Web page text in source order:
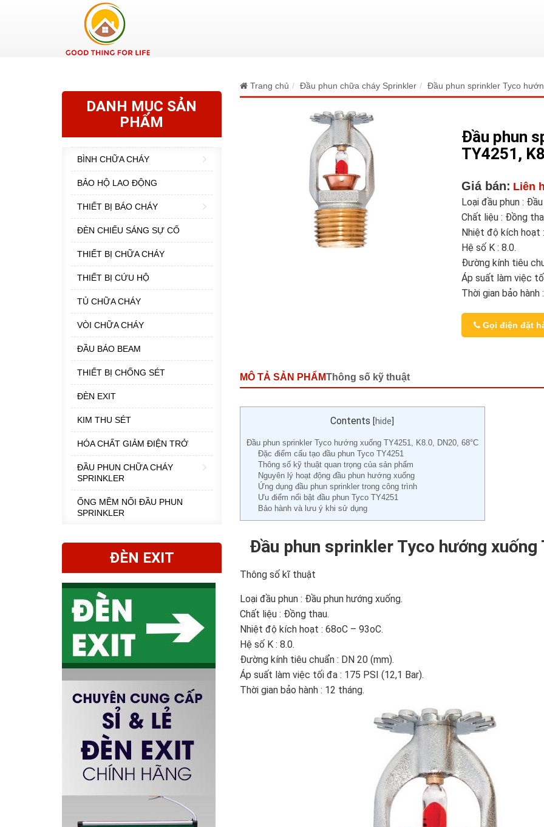
Trang chủ Đầu phun chữa cháy Sprinkler Đầu phun sprinkler Tyco
Đầu phun
TY4251,
Giá bán: Liên
Loại đầu phun :
Chất liệu : Đồng
Nhiệt độ kích hoạt
Hệ số K : 8.0.
Đường kính tiêu
Áp suất làm việc
Thời gian bảo hành
Gọi điện đặt
MÔ TẢ SẢN PHẨMThông số kỹ thuật
Contents [hide
Đầu phun sprinkler Tyco hướng xuống TY4251, K8.0, DN20, 68°C
Đặc điểm cấu tạo đầu phun Tyco TY4251
Thông số kỹ thuật quan trọng của sản phẩm
Nguyên lý hoạt động đầu phun hướng xuống
Ứng dụng đầu phun sprinkler trong công trình
Ưu điểm nổi bật đầu phun Tyco TY4251
Bảo hành và lưu ý khi sử dụng
Đầu phun sprinkler Tyco hướng xuống
Thông số kĩ thuật
Loại đầu phun : Đầu phun hướng xuống.
Chất liệu : Đồng thau.
Nhiệt độ kích hoạt : 68oC – 93oC.
Hệ số K : 8.0.
Đường kính tiêu chuẩn : DN 20 (mm).
Áp suất làm việc tối đa : 175 PSI (12,1 Bar).
Thời gian bảo hành : 12 tháng.
DANH MỤC SẢN
PHẨM
BÌNH CHỮA CHÁY
BẢO HỘ LAO ĐỘNG
THIẾT BỊ BÁO CHÁY
ĐÈN CHIẾU SÁNG SỰ CỐ
THIẾT BỊ CHỮA CHÁY
THIẾT BỊ CỨU HỘ
TỦ CHỮA CHÁY
VÒI CHỮA CHÁY
ĐẦU BÁO BEAM
THIẾT BỊ CHỐNG SÉT
ĐÈN EXIT
KIM THU SÉT
HÓA CHẤT GIẢM ĐIỆN TRỞ
ĐẦU PHUN CHỮA CHÁY
SPRINKLER
ỐNG MỀM NỐI ĐẦU PHUN
SPRINKLER
ĐÈN EXIT